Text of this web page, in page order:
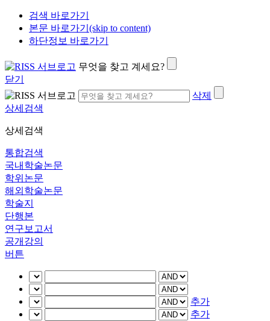
검색 바로가기
본문 바로가기(skip to content)
하단정보 바로가기
무엇을 찾고 계세요?
닫기
삭제
상세검색
상세검색
통합검색
국내학술논문
학위논문
해외학술논문
학술지
단행본
연구보고서
공개강의
버튼
추가
추가